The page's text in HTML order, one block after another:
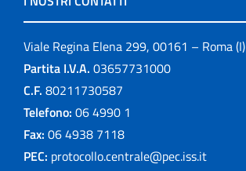
Viale Regina Elena 299, 00161 – Roma (I)
Partita I.V.A. 03657731000
C.F. 80211730587
Telefono: 06 4990 1
Fax: 06 4938 7118
PEC: protocollo.centrale@pec.iss.it